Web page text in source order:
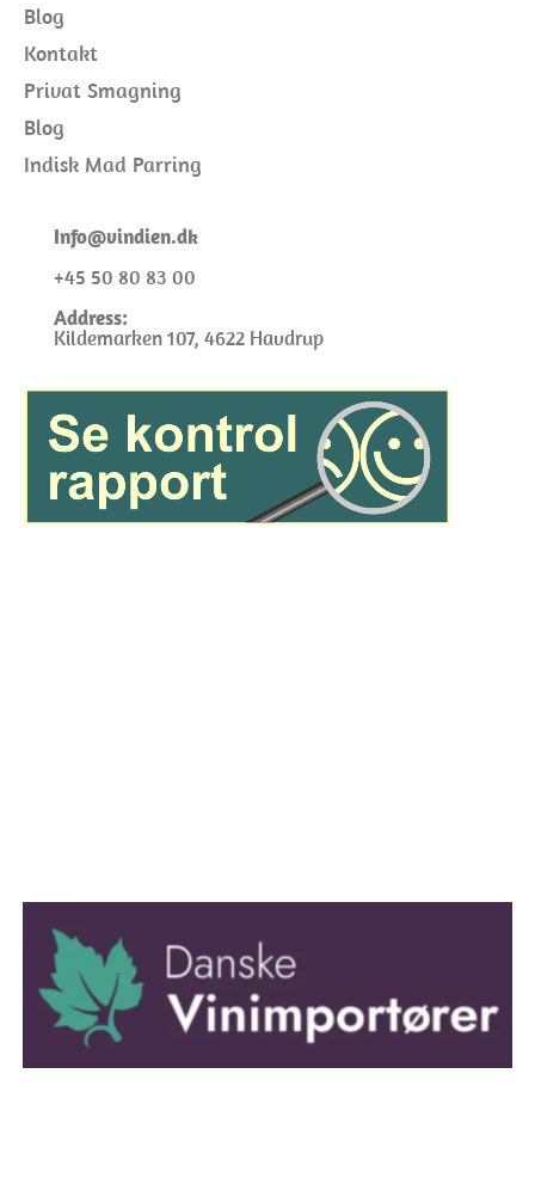
Blog
Kontakt
Privat Smagning
Blog
Indisk Mad Parring
Info@vindien.dk
+45 50 80 83 00
Address:
Kildemarken 107, 4622 Havdrup